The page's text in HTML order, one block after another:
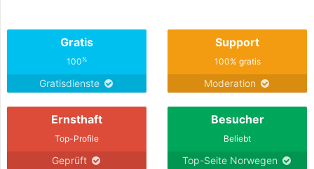
Gratis
100%
Gratisdienste
Support
100% gratis
Moderation
Ernsthaft
Top-Profile
Geprüft
Besucher
Beliebt
Top-Seite Norwegen